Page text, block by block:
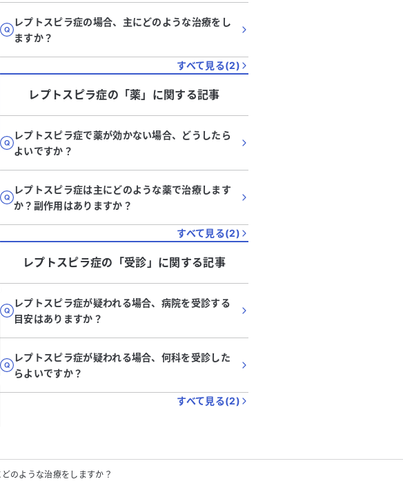
レプトスピラ症の場合、主にどのような治療をし
ますか？
すべて見る(2)
レプトスピラ症の「薬」に関する記事
レプトスピラ症で薬が効かない場合、どうしたら
よいですか？
レプトスピラ症は主にどのような薬で治療します
か？副作用はありますか？
すべて見る(2)
レプトスピラ症の「受診 」に関する記事
レプトスピラ症が疑われる場合、病院を受診する
目安はありますか？
レプトスピラ症が疑われる場合、何科を受診した
らよいですか？
すべて見る(2)
のような治療をしますか？